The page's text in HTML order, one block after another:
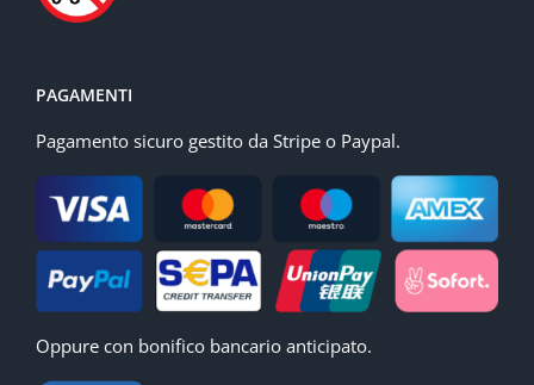
PAGAMENTI
Pagamento sicuro gestito da Stripe o Paypal.
Oppure con bonifico bancario anticipato.